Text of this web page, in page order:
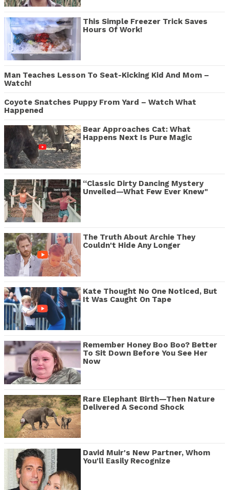
This Simple Freezer Trick Saves
Hours Of Work!
Man Teaches Lesson To Seat-Kicking Kid And Mom –
Watch!
Coyote Snatches Puppy From Yard – Watch What
Happened
Bear Approaches Cat: What
Happens Next Is Pure Magic
“Classic Dirty Dancing Mystery
Unveiled—What Few Ever Knew"
The Truth About Archie They
Couldn't Hide Any Longer
Kate Thought No One Noticed, But
It Was Caught On Tape
Remember Honey Boo Boo? Better
To Sit Down Before You See Her
Now
Rare Elephant Birth—Then Nature
Delivered A Second Shock
David Muir's New Partner, Whom
You'll Easily Recognize